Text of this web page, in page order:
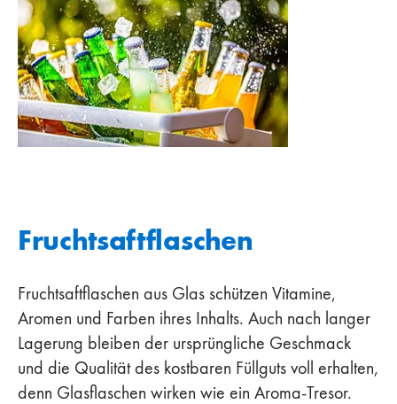
Fruchtsaftflaschen
Fruchtsaftflaschen aus Glas schützen Vitamine,
Aromen und Farben ihres Inhalts. Auch nach langer
Lagerung bleiben der ursprüngliche Geschmack
und die Qualität des kostbaren Füllguts voll erhalten,
denn Glasflaschen wirken wie ein Aroma-Tresor.